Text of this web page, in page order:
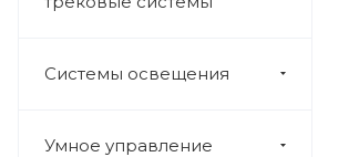
Системы освещения
Умное управление